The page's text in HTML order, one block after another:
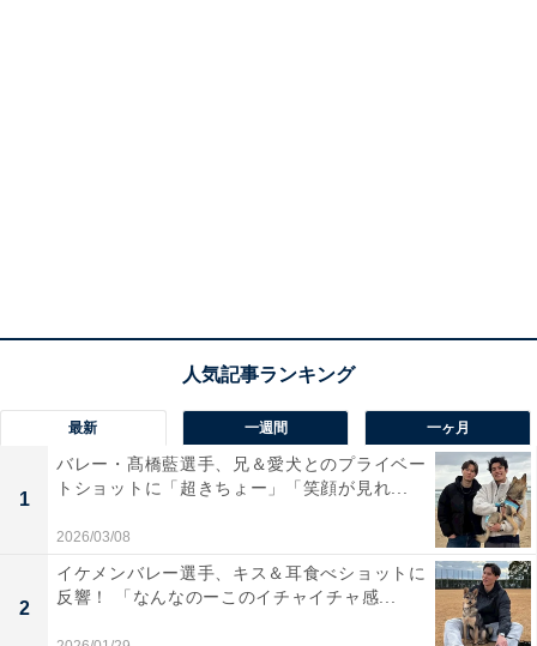
最新 一週間 一ヶ月
1
バレー・髙橋藍選手、兄＆愛犬とのプライベー
トショットに「超きちょー」「笑顔が見れ...
2026/03/08
2
イケメンバレー選手、キス＆耳食べショットに
反響！ 「なんなのーこのイチャイチャ感...